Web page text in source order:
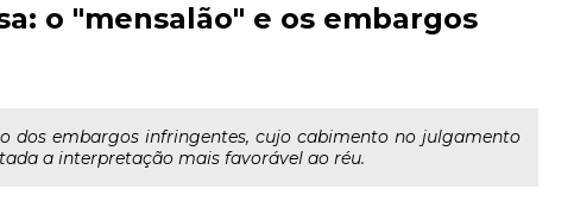
o "mensalão" e os embargos
dos embargos infringentes, cujo cabimento no julgamento
a interpretação mais favorável ao réu.